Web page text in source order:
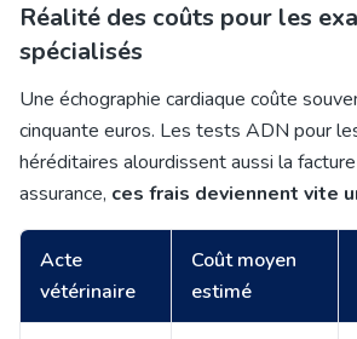
Réalité des coûts pour les
spécialisés
Une échographie cardiaque coûte
cinquante euros. Les tests ADN pour
héréditaires alourdissent aussi la
assurance, ces frais deviennent vite
Acte
vétérinaire
Coût moyen
estimé